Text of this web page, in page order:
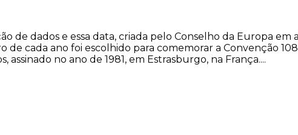
de dados e essa data, criada pelo Conselho da Europa em
cada ano foi escolhido para comemorar a Convenção
no ano de 1981, em Estrasburgo, na França....